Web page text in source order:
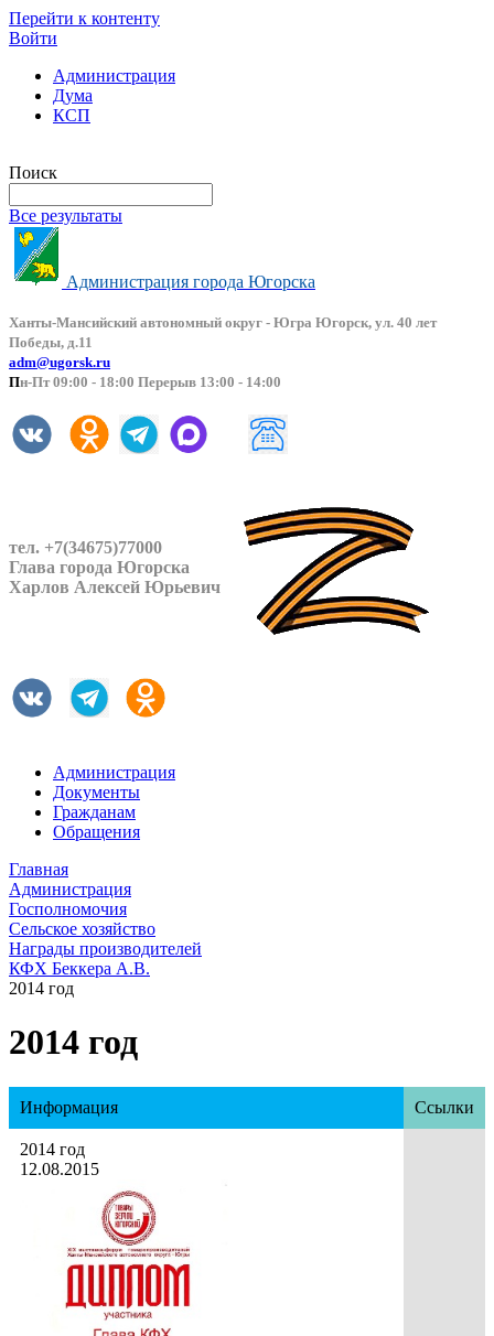
Перейти к контенту
Войти
Администрация
Дума
КСП
Поиск
Все результаты
Администрация города Югорска
Ханты-Мансийский автономный округ - Югра Югорск, ул. 40 лет
Победы, д.11
adm@ugorsk.ru
Пн-Пт 09:00 - 18:00 Перерыв 13:00 - 14:00
тел. +7(34675)77000
Глава города Югорска
Харлов Алексей Юрьевич
Администрация
Документы
Гражданам
Обращения
Главная
Администрация
Госполномочия
Сельское хозяйство
Награды производителей
КФХ Беккера А.В.
2014 год
2014 год
Информация Ссылки
2014 год
12.08.2015